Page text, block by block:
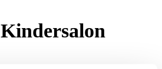
Kindersalon